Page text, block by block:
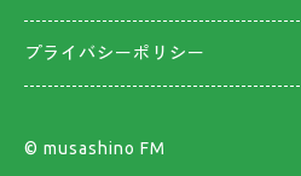
プライバシーポリシー
©︎ musashino FM